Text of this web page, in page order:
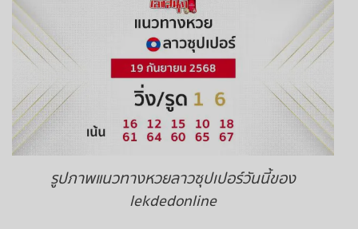
ถ่ายทอดสดหวยไต้หวัน
ถ่ายทอดสดหวยกัมพูชา
หวยหุ้นสด
หวยหุ้นไทย เย็น
รูปภาพแนวทางหวยลาวซุปเปอร์วันนี้ของ
lekdedonline